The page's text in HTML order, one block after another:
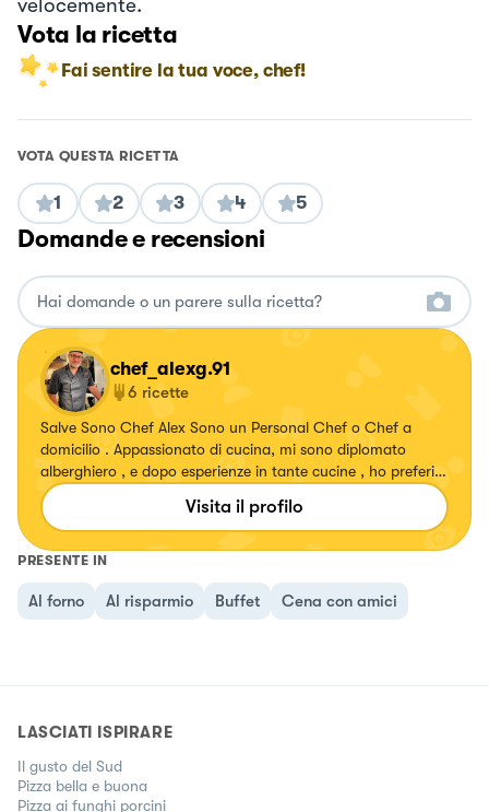
velocemente.
Vota la ricetta
Fai sentire la tua voce, chef!
VOTA QUESTA RICETTA
1 2 3 4 5
Domande e recensioni
chef_alexg.91
6 ricette
Salve Sono Chef Alex Sono un Personal Chef o Chef a
domicilio . Appassionato di cucina, mi sono diplomato
alberghiero , e dopo esperienze in tante cucine , ho preferito
la strada del private Chef service . Gusto e tradizione a
domicilio :)
Visita il profilo
PRESENTE IN
Al forno Al risparmio Buffet Cena con amici
LASCIATI ISPIRARE
Il gusto del Sud
Pizza bella e buona
Pizza ai funghi porcini